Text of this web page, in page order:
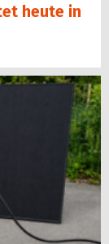
heu­te in